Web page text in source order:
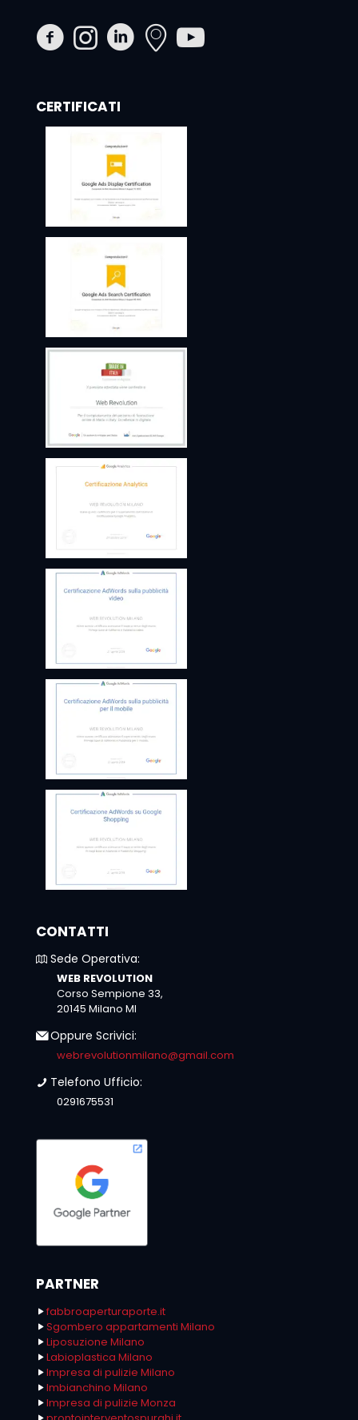
CERTIFICATI
CONTATTI
Sede Operativa:
WEB REVOLUTION
Corso Sempione 33,
20145 Milano MI
Oppure Scrivici:
webrevolutionmilano@gmail.com
Telefono Ufficio:
0291675531
PARTNER
fabbroaperturaporte.it
Sgombero appartamenti Milano
Liposuzione Milano
Labioplastica Milano
Impresa di pulizie Milano
Imbianchino Milano
Impresa di pulizie Monza